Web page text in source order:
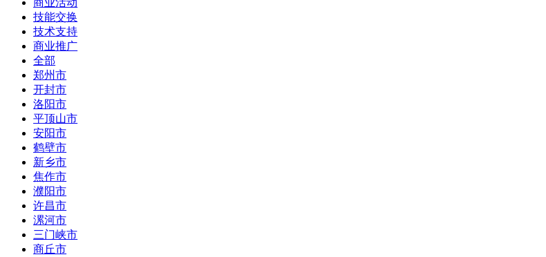
商业活动
技能交换
技术支持
商业推广
全部
郑州市
开封市
洛阳市
平顶山市
安阳市
鹤壁市
新乡市
焦作市
濮阳市
许昌市
漯河市
三门峡市
商丘市